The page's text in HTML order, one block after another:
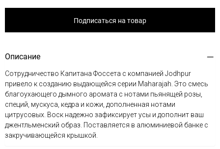
Подписаться на товар
Описание
Сотрудничество Капитана Фоссета с компанией Jodhpur
привело к созданию выдающейся серии Maharajah. Это смесь
благоухающего дымного аромата с нотами пьянящей розы,
специй, мускуса, кедра и кожи, дополненная нотами
цитрусовых. Воск надежно зафиксирует усы и дополнит ваш
джентльменский образ. Поставляется в алюминиевой банке с
закручивающейся крышкой.